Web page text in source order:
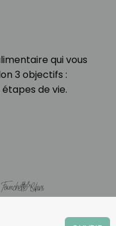
qui vous
3 objectifs :
de vie.